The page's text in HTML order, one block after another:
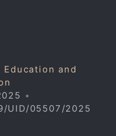
and
•
UID/05507/2025